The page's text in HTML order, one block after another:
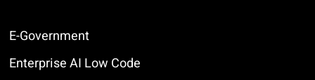
E-Government
Enterprise AI Low Code